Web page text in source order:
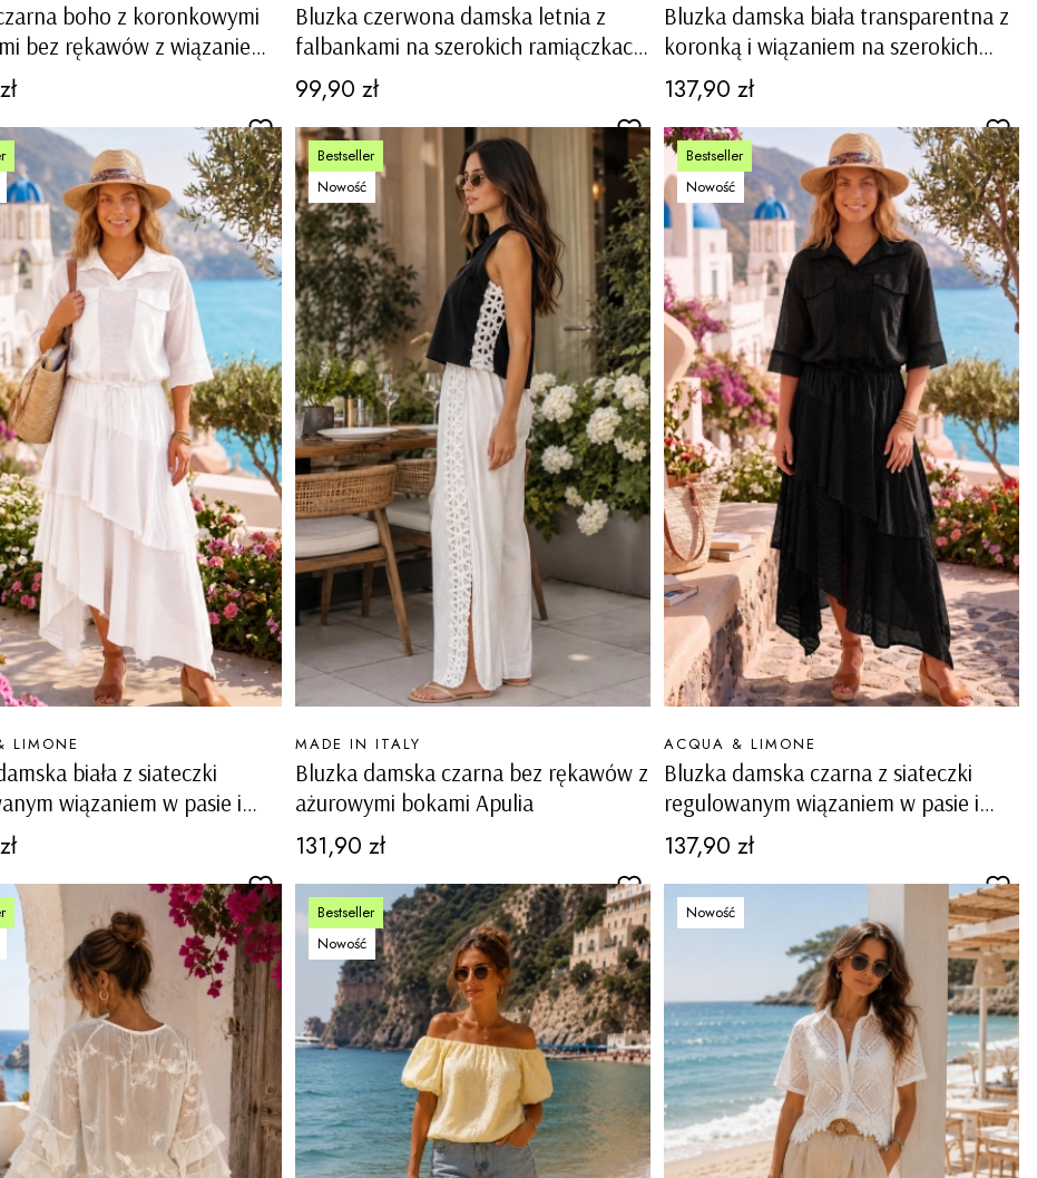
boho z koronkowymi
bez rękawów z wiązaniem
Posina
Bluzka czerwona damska letnia z
falbankami na szerokich ramiączkach
100% bawełna Baruzzoa
Cena
99,90 zł
Bluzka damska biała transparentna z
koronką i wiązaniem na szerokich
ramiączkach boho paryżanka
Balmuccia
Cena
137,90 zł
biała z siateczki
wiązaniem w pasie i
patkami Sangano
LIMONE
Bestseller
Nowość
Bluzka damska czarna bez rękawów z
ażurowymi bokami Apulia
PRODUCENT
MADE IN ITALY
Cena
131,90 zł
Bestseller
Nowość
Bluzka damska czarna z siateczki
regulowanym wiązaniem w pasie i
ozdobnymi patkami Sangano
PRODUCENT
ACQUA & LIMONE
Cena
137,90 zł
Bestseller
Nowość
Nowość